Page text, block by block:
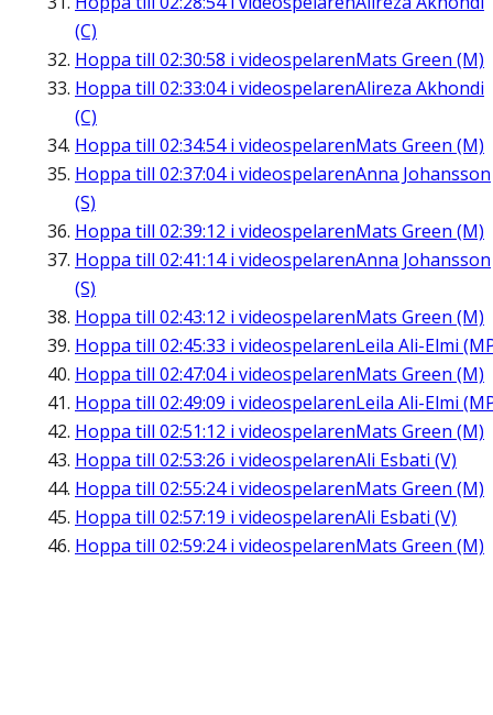
(C)
Hoppa till 02:30:58 i videospelarenMats Green (M)
Hoppa till 02:33:04i videospelarenAlireza Akhondi
(C)
Hoppa till 02:34:54i videospelarenMats Green (M)
Hoppa till 02:37:04i videospelarenAnna Johansson
(S)
Hoppa till 02:39:12 i videospelarenMats Green (M)
Hoppa till 02:41:14i videospelarenAnna Johansson
(S)
Hoppa till 02:43:12 i videospelarenMats Green (M)
Hoppa till 02:45:33 i videospelarenLeila Ali-Elmi
Hoppa till 02:47:04i videospelarenMats Green (M)
Hoppa till 02:49:09 i videospelarenLeila Ali-Elmi
Hoppa till 02:51:12 i videospelarenMats Green (M)
Hoppa till 02:53:26 i videospelarenAli Esbati (V)
Hoppa till 02:55:24i videospelarenMats Green (M)
Hoppa till 02:57:19 i videospelarenAli Esbati (V)
Hoppa till 02:59:24i videospelarenMats Green (M)